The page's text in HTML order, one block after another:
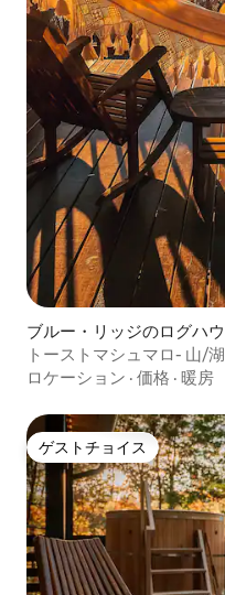
ブルー・リッジのログハ
トーストマシュマロ- 山/
ロケーション · 価格 · 暖房
ゲストチョイス
ゲストチョイス